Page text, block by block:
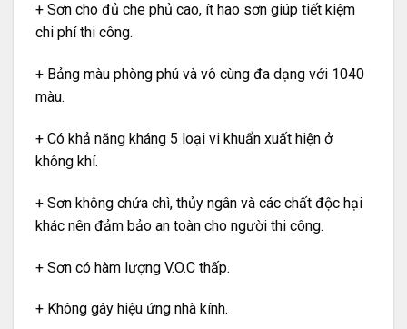
+ Sơn cho đủ che phủ cao, ít hao sơn giúp tiết kiệm
chi phí thi công.
+ Bảng màu phòng phú và vô cùng đa dạng với 1040
màu.
+ Có khả năng kháng 5 loại vi khuẩn xuất hiện ở
không khí.
+ Sơn không chứa chì, thủy ngân và các chất độc hại
khác nên đảm bảo an toàn cho người thi công.
+ Sơn có hàm lượng V.O.C thấp.
+ Không gây hiệu ứng nhà kính.